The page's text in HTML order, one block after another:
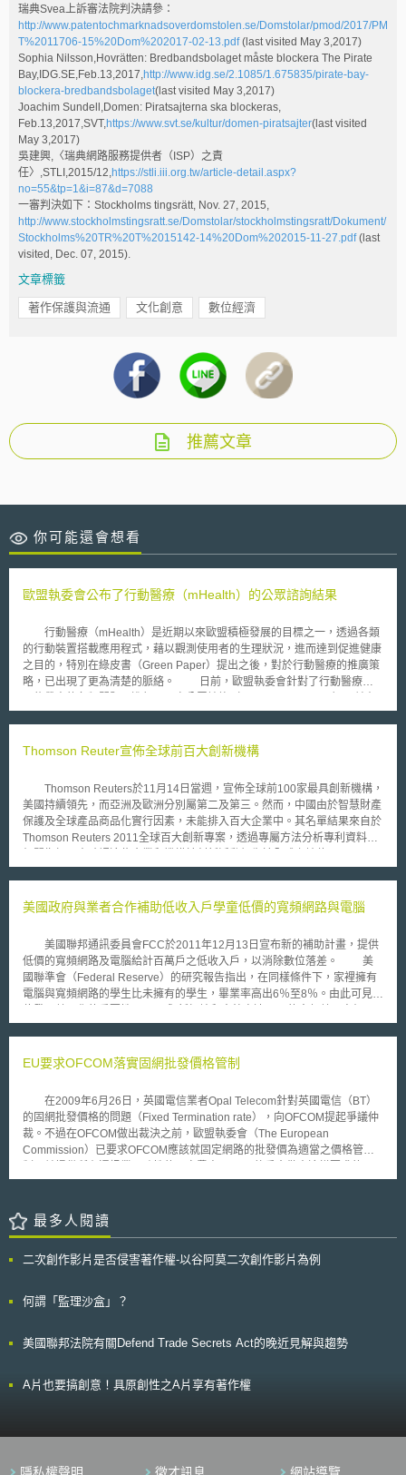
瑞典Svea上訴審法院判決請參：
http://www.patentochmarknadsoverdomstolen.se/Domstolar/pmod/2017/PM
T%2011706-15%20Dom%202017-02-13.pdf(last visited May 3,2017)
Sophia Nilsson,Hovrätten: Bredbandsbolaget måste blockera The Pirate
Bay,IDG.SE,Feb.13,2017, http://www.idg.se/2.1085/1.675835/pirate-bay-
blockera-bredbandsbolaget(last visited May 3,2017)
Joachim Sundell,Domen: Piratsajterna ska blockeras,
Feb.13,2017,SVT,https://www.svt.se/kultur/domen-piratsajter(last visited
May 3,2017)
吳建興,〈瑞典網路服務提供者（ISP）之責
任〉,STLI,2015/12, https://stli.iii.org.tw/article-detail.aspx?
no=55&tp=1&i=87&d=7088
一審判決如下：Stockholms tingsrätt, Nov. 27, 2015,
http://www.stockholmstingsratt.se/Domstolar/stockholmstingsratt/Dokument/
Stockholms%20TR%20T%2015142-14%20Dom%202015-11-27.pdf(last
visited, Dec. 07, 2015).
文章標籤
著作保護與流通 文化創意 數位經濟
推薦文章
你可能還會想看
歐盟執委會公布了行動醫療（mHealth）的公眾諮詢結果
行動醫療（mHealth）是近期以來歐盟積極發展的目標之一，透過各類
的行動裝置搭載應用程式，藉以觀測使用者的生理狀況，進而達到促進健康
之目的，特別在綠皮書（Green Paper）提出之後，對於行動醫療的推廣策
略，已出現了更為清楚的脈絡。 日前，歐盟執委會針對了行動醫療將
2015年1月公布了調查的結果。此次受訪的對象來自於政府機關、醫療機
受訪者認為，行動醫療服務必須具備完整的隱私保全機制，才能夠獲得用戶
（patient safety）的認證。 相對而言，網路業者則認為此類服務目前
還難以進入市場，因為缺乏明確的管理框架。71名受訪者也表示，行動醫療
服務的安全性、成效與相關法律責任，都還有待釐清。21名受訪者也認為，
行動醫療的成效究竟如何，應該還需要更多的研究證明。 而歐盟委員
Thomson Reuter宣佈全球前百大創新機構
Thomson Reuters於11月14日當週，宣佈全球前100家最具創新機構，
美國持續領先，而亞洲及歐洲分別屬第二及第三。然而，中國由於智慧財產
保護及全球產品商品化實行因素，未能排入百大企業中。其名單結果來自於
Thomson Reuters 2011全球百大創新專案，透過專屬方法分析專利資料及
Thomson Reuters智慧財產解決方案事業部總裁David Brown表示：「創新
勢」。 2011全球百大最具創新企業的市場資料，與2009年比較顯示，
大創新組織創造的工作機會代表了創新為經濟成長具意義影響的指標」。除
此之外，2011百大創新組織的市場價值加權平均收益較前一年度增加
12.9%，而標準普爾500企業市場價值加權平均收益僅增加7.2%。 排
名企業依地域分佈，其中40%來自為美國，31%為亞洲，29%為歐洲，亞
全球影響力及專利獲證比率之重要因素，故未進入前百大名單。
(patent approval success rate)，專利組合對於全球的影響(global reach of
patent portfolio)，對文獻引用的專利影響(patent influence in literature
citation)及專利總數量(overall patent volume)，選出前百大名單，如：
Apple,Microsoft,Intel,LG和Motorola，全文內容可參考
http://www.top100innovators.com/。
美國政府與業者合作補助低收入戶學童低價的寬頻網路與電腦
美國聯邦通訊委員會FCC於2011年12月13日宣布新的補助計畫，提供
低價的寬頻網路及電腦給計百萬戶之低收入戶，以消除數位落差。 美
國聯準會（Federal Reserve）的研究報告指出，在同樣條件下，家裡擁有
電腦與寬頻網路的學生比未擁有的學生，畢業率高出6％至8％。由此可見數
比，美國現今仍有將近三分之一的人口，亦即約一億名美國民眾無法在家使
的非營利組織（private and nonprofit sector partnership），以提高寬頻網
為，任何符合公立學校午餐補助資格的家庭即可受補助，其每個月補助9.95
美元以接取寬頻網路，並可購買最高150美元的電腦、並獲得免費的數位知
識訓練。 此計畫規劃自2012年春季開始實施，部份城市率先執行，並
預計於2012年9月前延伸至全國各個城市實施。
EU要求OFCOM落實固網批發價格管制
在2009年6月26日，英國電信業者Opal Telecom針對英國電信（BT）
的固網批發價格的問題（Fixed Termination rate），向OFCOM提起爭議仲
裁。不過在OFCOM做出裁決之前，歐盟執委會（The European
Commission）已要求OFCOM應該就固定網路的批發價為適當之價格管
因，是著眼於今日英國在終端服務（termination services），業者仍然處於
改善這樣的現象，並為促進市場競爭和歐盟規範的一致性，執委會提出要
求： 應無差別（non-discrimination）使所有業者均得利用原有之固定網路
取對於固定網路費率之管制，以促進市場競爭，其結果對固定通訊服務的競
決結果，基於通訊市場公平競爭和歐洲市場一致的發展的原則下，BT提供
（Carrier Price List）的批發價為宜。
最多人閱讀
二次創作影片是否侵害著作權-以谷阿莫二次創作影片為例
何謂「監理沙盒」？
美國聯邦法院有關Defend Trade Secrets Act的晚近見解與趨勢
A片也要搞創意！具原創性之A片享有著作權
隱私權聲明 徵才訊息 網站導覽